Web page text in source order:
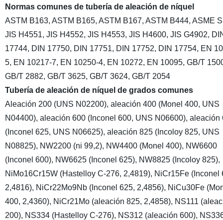
Normas comunes de tubería de aleación de níquel
ASTM B163, ASTM B165, ASTM B167, ASTM B444, ASME
JIS H4551, JIS H4552, JIS H4553, JIS H4600, JIS G4902,
17744, DIN 17750, DIN 17751, DIN 17752, DIN 17754, EN
5, EN 10217-7, EN 10250-4, EN 10272, EN 10095, GB/T
GB/T 2882, GB/T 3625, GB/T 3624, GB/T 2054
Tubería de aleación de níquel de grados comunes
Aleación 200 (UNS N02200), aleación 400 (Monel 400, UNS
N04400), aleación 600 (Inconel 600, UNS N06600), aleación
(Inconel 625, UNS N06625), aleación 825 (Incoloy 825, UNS
N08825), NW2200 (ni 99,2), NW4400 (Monel 400), NW6600
(Inconel 600), NW6625 (Inconel 625), NW8825 (Incoloy 825),
NiMo16Cr15W (Hastelloy C-276, 2,4819), NiCr15Fe (Inconel
2,4816), NiCr22Mo9Nb (Inconel 625, 2,4856), NiCu30Fe
400, 2,4360), NiCr21Mo (aleación 825, 2,4858), NS111
200), NS334 (Hastelloy C-276), NS312 (aleación 600),